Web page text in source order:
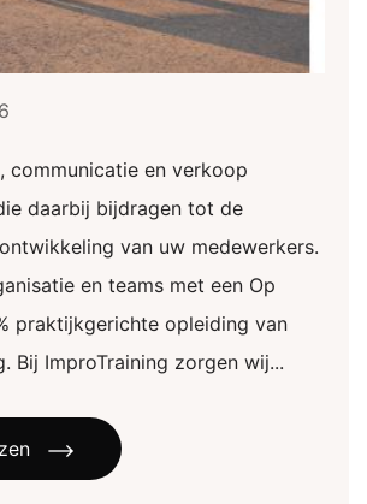
communicatie en verkoop
daarbij bijdragen tot de
van uw medewerkers.
en teams met een Op
praktijkgerichte opleiding van
Bij ImproTraining zorgen wij...